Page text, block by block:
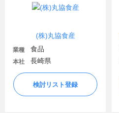
(株)丸協食産
業種 食品
本社 長崎県
検討リスト登録